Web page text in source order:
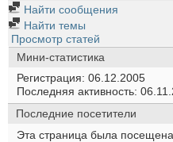
Найти сообщения
Найти темы
Просмотр статей
Мини-статистика
Регистрация 06.12.2005
Последняя активность
Последние посетители
Эта страница была посещена